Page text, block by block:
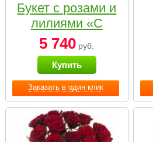
Заказать в один клик
Букет с розами и
лилиями «С
наилучшими
пожеланиями»
5 740 руб.
Купить